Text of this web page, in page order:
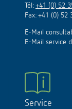
Tél: +41 (0) 52
Fax: +41 (0) 52
E-Mail
E-Mail service
Service